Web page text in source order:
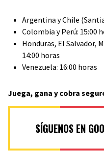
Argentina y Chile
Colombia y Perú: 15:00
Honduras, El Salvador,
14:00 horas
Venezuela: 16:00 horas
Juega, gana y cobra
SÍGUENOS EN